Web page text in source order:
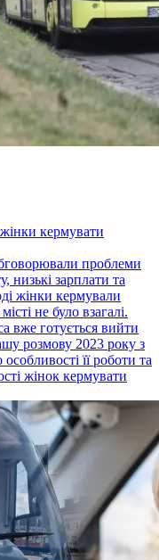
кермувати
проблеми
низькі зарплати та
жінки кермували
не було взагалі.
вже готується вийти
розмову 2023 року з
її роботи та
жінок кермувати